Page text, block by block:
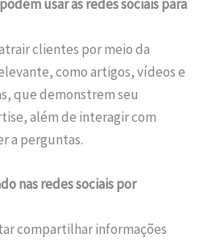
usar as redes sociais para
clientes por meio da
como artigos, vídeos e
que demonstrem seu
além de interagir com
a perguntas.
nas redes sociais por
compartilhar informações